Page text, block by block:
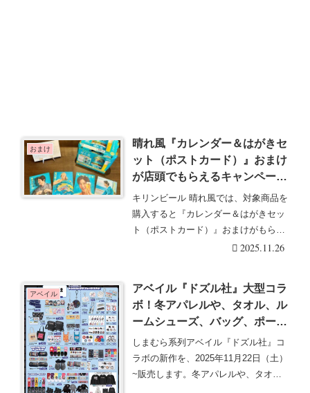
おまけ
晴れ風『カレンダー＆はがきセ
ット（ポストカード）』おまけ
が店頭でもらえるキャンペーン
の開催店はどこ？最新は2026
年バージョン！目黒蓮などのデ
ザインで2025年11月より！
キリンビール 晴れ風では、対象商品を
購入すると『カレンダー＆はがきセッ
ト（ポストカード）』おまけがもらえ
る販売促進キャン・・・続きを読む
2025.11.26
アベイル
アベイル『ドズル社』大型コラ
ボ！冬アパレルや、タオル、ル
ームシューズ、バッグ、ポー
チ、アクスタ、チャームなどが
2025/11/22より新発売！口コ
ミ、売り切れ、入荷数、販売状
しまむら系列アベイル『ドズル社』コ
ラボの新作を、2025年11月22日（土）
~販売します。冬アパレルや、タオ